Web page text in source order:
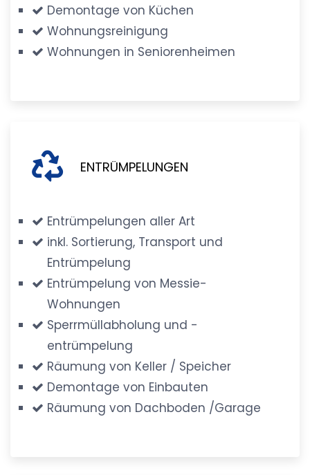
Demontage von Küchen
Wohnungsreinigung
Wohnungen in Seniorenheimen
ENTRÜMPELUNGEN
Entrümpelungen aller Art
inkl. Sortierung, Transport und
Entrümpelung
Entrümpelung von Messie-
Wohnungen
Sperrmüllabholung und -
entrümpelung
Räumung von Keller / Speicher
Demontage von Einbauten
Räumung von Dachboden /Garage